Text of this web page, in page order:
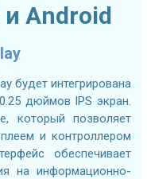
и Android
будет интегрирована
дюймов IPS экран.
который позволяет
и контроллером
обеспечивает
на информационно-